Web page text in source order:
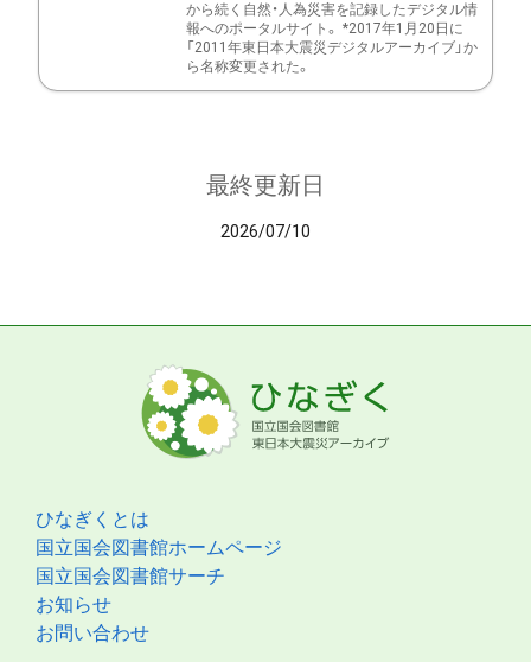
から続く自然・人為災害を記録したデジタル情
報へのポータルサイト。 *2017年1月20日に
「2011年東日本大震災デジタルアーカイブ」か
ら名称変更された。
最終更新日
2026/07/10
ひなぎくとは
国立国会図書館ホームページ
国立国会図書館サーチ
お知らせ
お問い合わせ